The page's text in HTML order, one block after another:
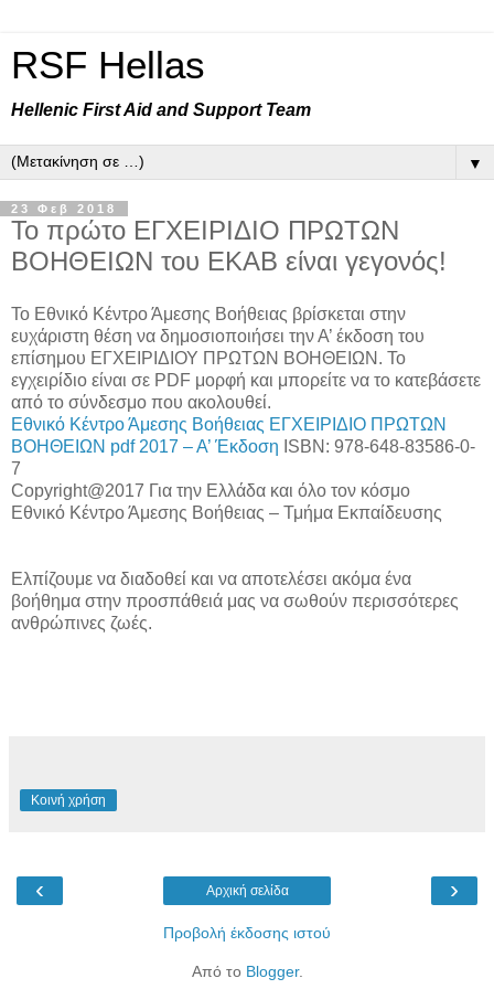
RSF Hellas
Hellenic First Aid and Support Team
▼
23 Φεβ 2018
Το πρώτο ΕΓΧΕΙΡΙΔΙΟ ΠΡΩΤΩΝ
ΒΟΗΘΕΙΩΝ του EKAB είναι γεγονός!
Το Εθνικό Κέντρο Άμεσης Βοήθειας βρίσκεται στην
ευχάριστη θέση να δημοσιοποιήσει την Α’ έκδοση του
επίσημου ΕΓΧΕΙΡΙΔΙΟΥ ΠΡΩΤΩΝ ΒΟΗΘΕΙΩΝ. Το
εγχειρίδιο είναι σε PDF μορφή και μπορείτε να το κατεβάσετε
από το σύνδεσμο που ακολουθεί.
Εθνικό Κέντρο Άμεσης Βοήθειας ΕΓΧΕΙΡΙΔΙΟ ΠΡΩΤΩΝ
ΒΟΗΘΕΙΩΝ pdf 2017 – A’ Έκδοση ISBN: 978-648-83586-0-
7
Copyright@2017 Για την Ελλάδα και όλο τον κόσμο
Εθνικό Κέντρο Άμεσης Βοήθειας – Τμήμα Εκπαίδευσης
Ελπίζουμε να διαδοθεί και να αποτελέσει ακόμα ένα
βοήθημα στην προσπάθειά μας να σωθούν περισσότερες
ανθρώπινες ζωές.
Κοινή χρήση
‹ ›
Αρχική σελίδα
Προβολή έκδοσης ιστού
Από το Blogger.